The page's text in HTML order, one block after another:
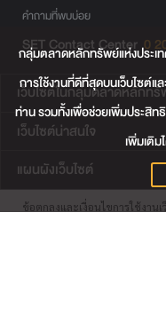
คำถามที่พบบ่อย
SET Contact Center 0
เว็บไซต์ในกลุ่มตลาดหลักท
เว็บไซต์น่าสนใจ
แผนผังเว็บไซต์
ข้อตกลงและเงื่อนไขการใช้งาน
กลุ่มตลาดหลักทรัพย์แห่งประเ
การใช้งานที่ดีที่สุดบนเว็บไซต์
ท่าน รวมทั้งเพื่อช่วยเพิ่มประสิ
เพิ่มเติม